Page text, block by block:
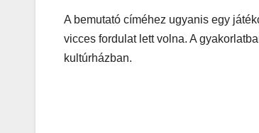
A bemutató címéhez ugyanis egy
vicces fordulat lett volna. A
kultúrházban.